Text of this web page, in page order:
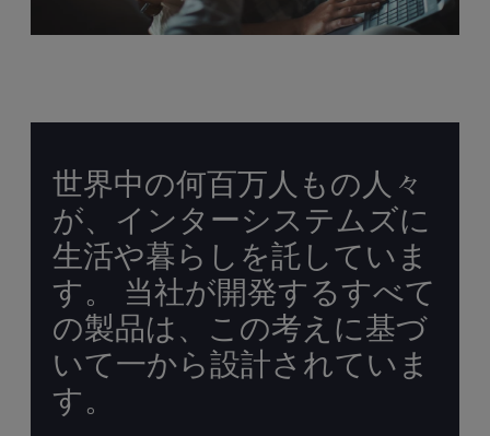
世界中の何百万人もの人々
が、インターシステムズに
生活や暮らしを託していま
す。 当社が開発するすべて
の製品は、この考えに基づ
いて一から設計されていま
す。